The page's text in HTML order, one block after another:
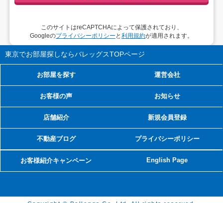
（1）お問い合わせ対応（本人への連絡を含む）のため
（2）ご相談の対応（本人への連絡を含む）のため
（3）当サイトの各種サービスおよびサービスに関連した各
種情報のメールによるご案内のため
4. 個人情報取扱いの委託
外部に委託することがあります。この場合、個人情報保護水
準の高い委託先を選定し、個人情報の適正管理・機密保持に
ついての契約を交わし、適切な管理を実施させます。
ご本人様は、当社に対してご自身の個人情報の開示等（利用
合わせ窓口に申し出ることができます。その際、当社はお客
このサイトはreCAPTCHAによって保護されており、
Googleのプライバシーポリシー と 利用規約が適用されます。
東京でお部屋探しならバレッグスTOPページ
お部屋を探す
お客様の声
店舗紹介
不動産ブログ
お客様紹介キャンペーン
運営会社
お知らせ
新規会員登録
プライバシーポリシー
English Page